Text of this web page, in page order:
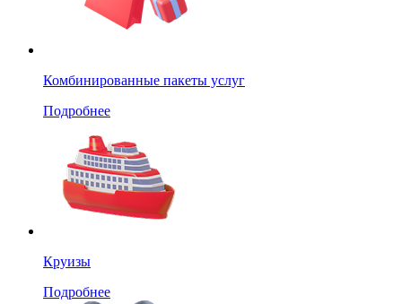
Комбинированные пакеты услуг
Подробнее
Круизы
Подробнее